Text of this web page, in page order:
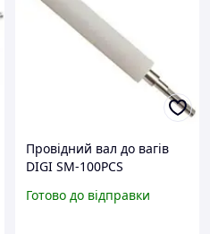
Провідний вал до вагів
DIGI SM-100PCS
Готово до відправки